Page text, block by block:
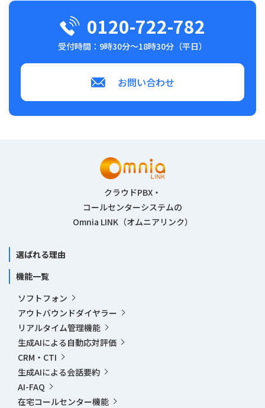
0120-722-782
受付時間：9時30分～18時30分（平日）
お問い合わせ
クラウドPBX・
コールセンターシステムの
Omnia LINK（オムニアリンク）
選ばれる理由
機能一覧
ソフトフォン
アウトバウンドダイヤラー
リアルタイム管理機能
生成AIによる自動応対評価
CRM・CTI
生成AIによる会話要約
AI-FAQ
在宅コールセンター機能